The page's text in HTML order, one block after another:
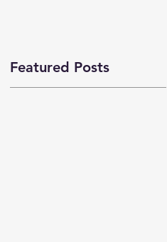
Featured Posts